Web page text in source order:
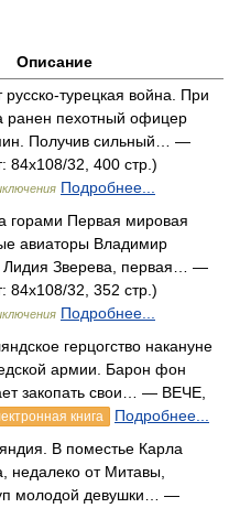
Описание
русско-турецкая война. При
ранен пехотный офицер
Получив сильный… —
84x108/32, 400 стр.)
Подробнее...
горами Первая мировая
авиаторы Владимир
Лидия Зверева, первая… —
84x108/32, 352 стр.)
Подробнее...
герцогство накануне
армии. Барон фон
закопать свои… — ВЕЧЕ,
книга
Подробнее...
В поместье Карла
недалеко от Митавы,
молодой девушки… —